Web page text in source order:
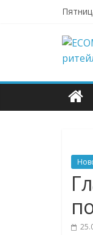
содержимому
—
о
E-